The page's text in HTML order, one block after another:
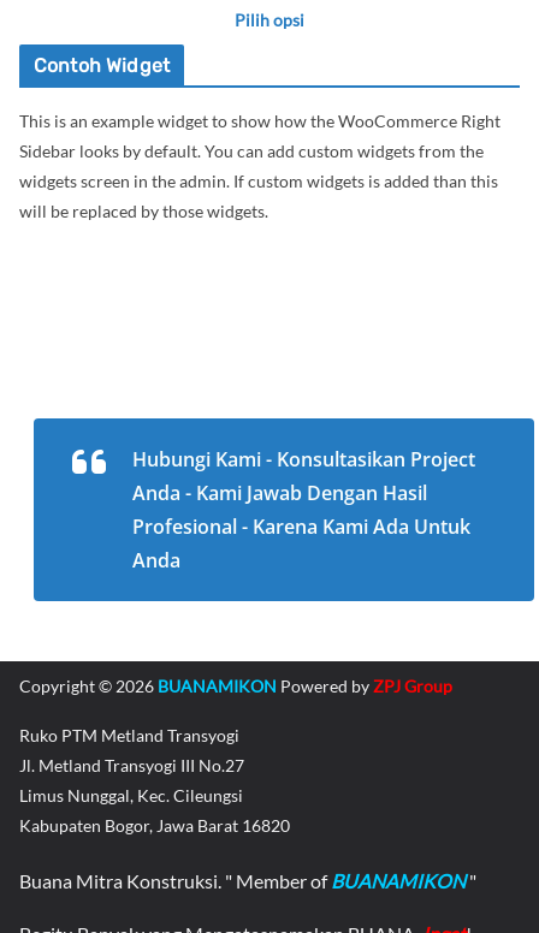
hingga
Rp4,200,000
Pilih opsi
Produk
ini
memiliki
beberapa
varian.
produk
Contoh Widget
This is an example widget to show how the WooCommerce Right
Sidebar looks by default. You can add custom widgets from the
widgets screen in the admin. If custom widgets is added than this
will be replaced by those widgets.
Hubungi Kami - Konsultasikan Project
Anda - Kami Jawab Dengan Hasil
Profesional - Karena Kami Ada Untuk
Anda
Copyright © 2026 BUANAMIKON Powered byZPJ Group
Ruko PTM Metland Transyogi
Jl. Metland Transyogi III No.27
Limus Nunggal, Kec. Cileungsi
Kabupaten Bogor, Jawa Barat 16820
Buana Mitra Konstruksi. " Member ofBUANAMIKON"